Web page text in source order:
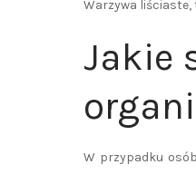
Warzywa
Jakie
W przypadku